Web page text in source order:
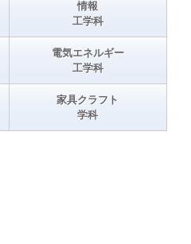
情報
工学科
電気エネルギー
工学科
家具クラフト
学科